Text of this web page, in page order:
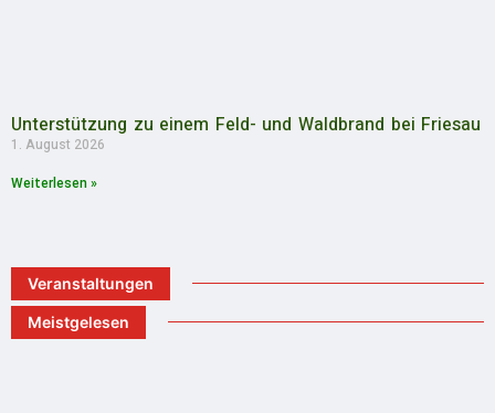
Unterstützung zu einem Feld- und Waldbrand bei Friesau
1. August 2026
Weiterlesen »
Veranstaltungen
Meistgelesen